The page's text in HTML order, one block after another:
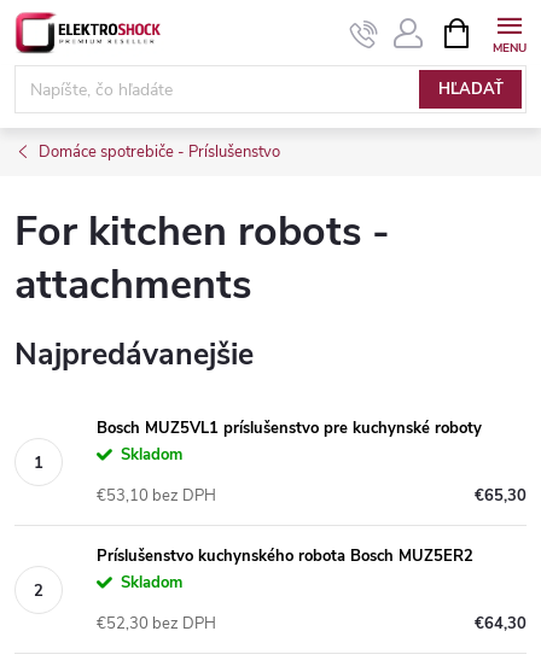
Prejsť
na
obsah
HĽADAŤ
KOŠÍK
Domáce spotrebiče - Príslušenstvo
For kitchen robots -
attachments
Najpredávanejšie
Bosch MUZ5VL1 príslušenstvo pre kuchynské roboty
Skladom
€65,30
€53,10 bez DPH
Príslušenstvo kuchynského robota Bosch MUZ5ER2
Skladom
€64,30
€52,30 bez DPH